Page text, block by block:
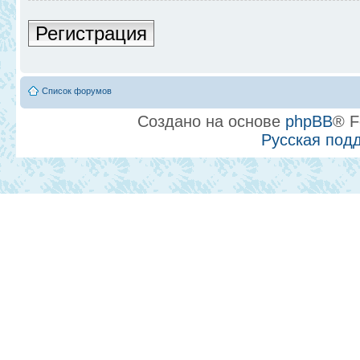
Регистрация
Список форумов
Создано на основе phpBB®
Русская